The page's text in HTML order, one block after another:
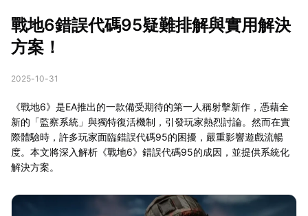
戰地6錯誤代碼95疑難排解與實用解決
方案！
2025-10-31
《戰地6》是EA推出的一款備受期待的第一人稱射擊新作，憑藉全
新的「監察系統」與獨特復活機制，引發玩家熱烈討論。然而在實
際體驗時，許多玩家面臨錯誤代碼95的困擾，嚴重影響遊戲流暢
度。本文將深入解析《戰地6》錯誤代碼95的成因，並提供系統化
解決方案。